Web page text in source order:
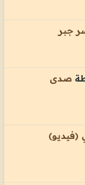
جبر
صدى
(فيديو)